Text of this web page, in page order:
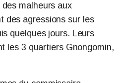
malheurs aux
des agressions sur les
quelques jours. Leurs
les 3 quartiers Gnongomin,